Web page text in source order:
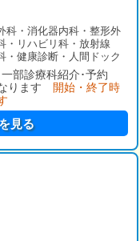
科・消化器内科・整形外
・リハビリ科・放射線
・健康診断・人間ドック
部診療科紹介･予約
ります 開始・終了時
見る